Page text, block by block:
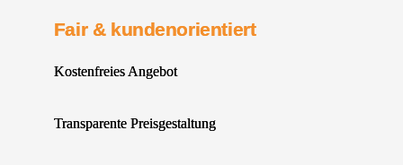
Fair & kundenorientiert
Kostenfreies Angebot
Transparente Preisgestaltung